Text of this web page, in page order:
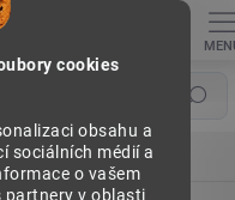
cookies
obsahu a
sociálních médií a
o vašem
partnery v oblasti
Hledat